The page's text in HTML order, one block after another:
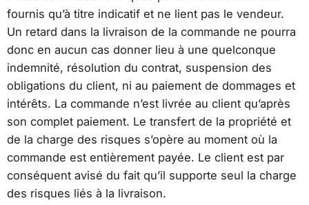
fournis qu’à titre indicatif et ne lient pas le vendeur.
Un retard dans la livraison de la commande ne pourra
donc en aucun cas donner lieu à une quelconque
indemnité, résolution du contrat, suspension des
obligations du client, ni au paiement de dommages et
intérêts. La commande n’est livrée au client qu’après
son complet paiement. Le transfert de la propriété et
de la charge des risques s’opère au moment où la
commande est entièrement payée. Le client est par
conséquent avisé du fait qu’il supporte seul la charge
des risques liés à la livraison.